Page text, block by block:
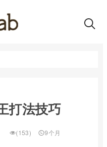
打法技巧
(153)
9个月